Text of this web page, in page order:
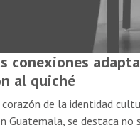
conexiones
al quiché
corazón de la identidad
Guatemala, se destaca no